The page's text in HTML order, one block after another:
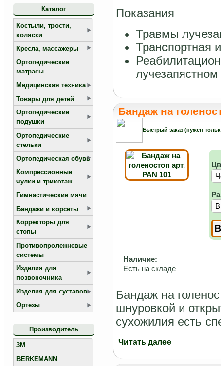
Каталог
Костыли, трости,
коляски
Кресла, массажеры
Ортопедические
матрасы
Медицинская техника
Товары для детей
Ортопедические
подушки
Ортопедические
стельки
Ортопедическая обувь
Компрессионные
чулки и трикотаж
Гимнастические мячи
Бандажи и корсеты
Корректоры для
стопы
Противопролежневые
системы
Изделия для
позвоночника
Изделия для суставов
Ортезы
Производитель
3M
BERKEMANN
Показания
Травмы
Транспортная
лучезапястном
Бандаж на
Быстрый заказ (нужен
Наличие:
Есть на складе
Бандаж на
шнуровкой и
сухожилия есть
Читать далее